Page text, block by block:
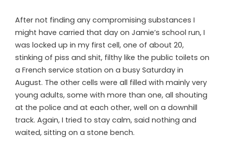
After not finding any compromising substances I
might have carried that day on Jamie’s school run, I
was locked up in my first cell, one of about 20,
stinking of piss and shit, filthy like the public toilets on
a French service station on a busy Saturday in
August. The other cells were all filled with mainly very
young adults, some with more than one, all shouting
at the police and at each other, well on a downhill
track. Again, I tried to stay calm, said nothing and
waited, sitting on a stone bench.